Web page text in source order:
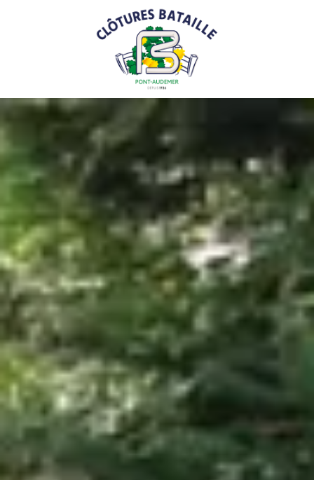
Panneau de gestion des cookies